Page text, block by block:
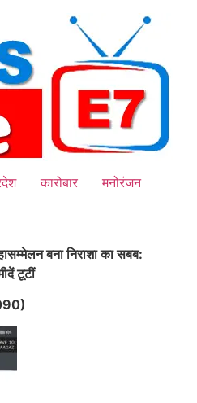
कारोबार
मनोरंजन
बना निराशा का सबब:
टूटीं